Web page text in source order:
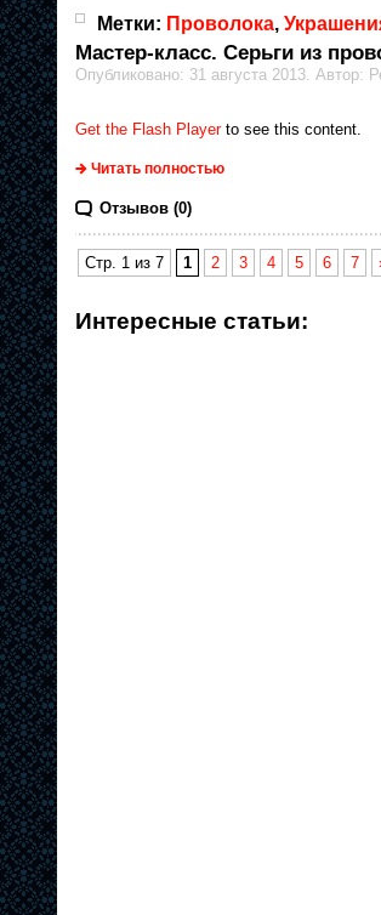
Метки: Проволока,
Мастер-класс. Серьги из
Опубликовано: 31 августа 2013. Автор:
Get the Flash Playerto see this content.
Читать полностью
Отзывов (0)
Стр. 1 из 7 1 2 3 4 5 6 7
Интересные статьи: